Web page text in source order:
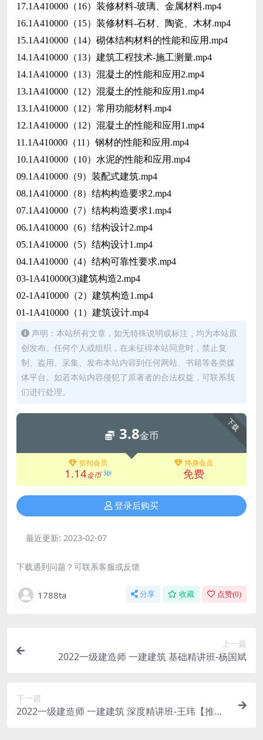
17.1A410000（16）装修材料-玻璃、金属材料.mp4
16.1A410000（15）装修材料-石材、陶瓷、木材.mp4
15.1A410000（14）砌体结构材料的性能和应用.mp4
14.1A410000（13）建筑工程技术-施工测量.mp4
14.1A410000（13）混凝土的性能和应用2.mp4
13.1A410000（12）混凝土的性能和应用1.mp4
13.1A410000（12）常用功能材料.mp4
12.1A410000（12）混凝土的性能和应用1.mp4
11.1A410000（11）钢材的性能和应用.mp4
10.1A410000（10）水泥的性能和应用.mp4
09.1A410000（9）装配式建筑.mp4
08.1A410000（8）结构构造要求2.mp4
07.1A410000（7）结构构造要求1.mp4
06.1A410000（6）结构设计2.mp4
05.1A410000（5）结构设计1.mp4
04.1A410000（4）结构可靠性要求.mp4
03-1A410000(3)建筑构造2.mp4
02-1A410000（2）建筑构造1.mp4
01-1A410000（1）建筑设计.mp4
声明：本站所有文章，如无特殊说明或标注，均为本站原
创发布。任何个人或组织，在未征得本站同意时，禁止复
制、盗用、采集、发布本站内容到任何网站、书籍等各类媒
体平台。如若本站内容侵犯了原著者的合法权益，可联系我
们进行处理。
下载
3.8金币
折扣会员
1.14金币 3折
终身会员
免费
登录后购买
最近更新: 2023-02-07
下载遇到问题？可联系客服或反馈
1788ta 分享 收藏 点赞(0)
上一篇
2022一级建造师 一建建筑 基础精讲班-杨国斌
下一篇
2022一级建造师 一建建筑 深度精讲班-王玮【推